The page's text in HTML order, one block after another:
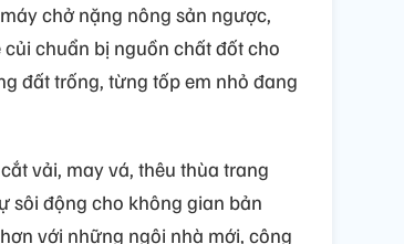
chở nặng nông sản ngược,
chuẩn bị nguồn chất đốt cho
đất trống, từng tốp em nhỏ đang
vải, may vá, thêu thùa trang
sôi động cho không gian bản
với những ngôi nhà mới, công